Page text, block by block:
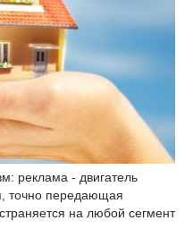
реклама - двигатель
точно передающая
на любой сегмент